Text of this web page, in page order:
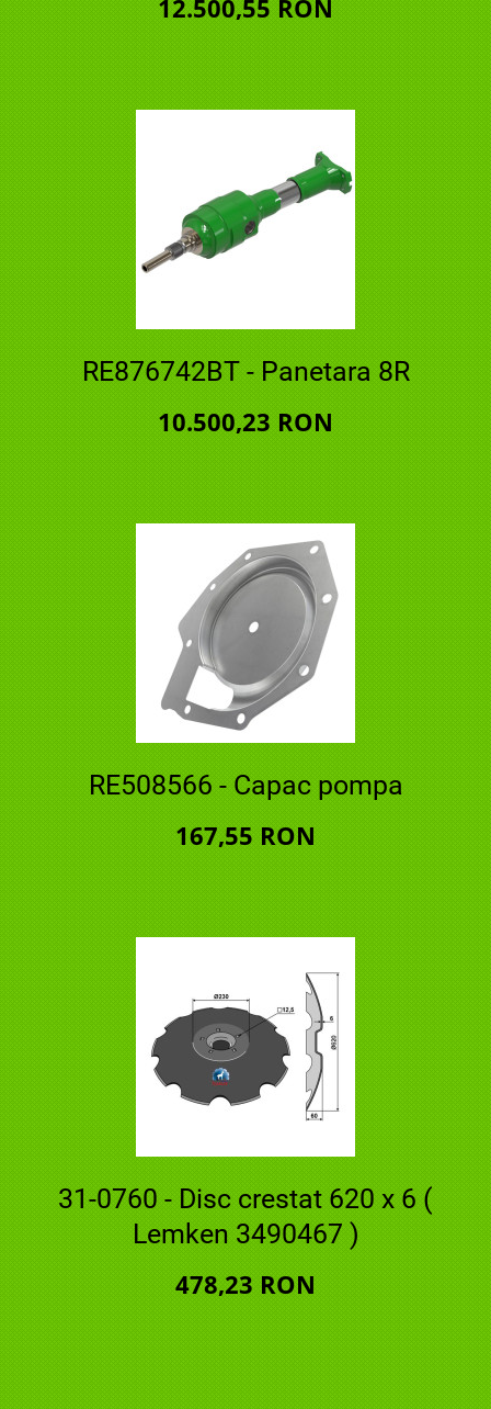
12.500,55 RON
RE876742BT - Panetara 8R
10.500,23 RON
RE508566 - Capac pompa
167,55 RON
31-0760 - Disc crestat 620 x 6 (
Lemken 3490467 )
478,23 RON